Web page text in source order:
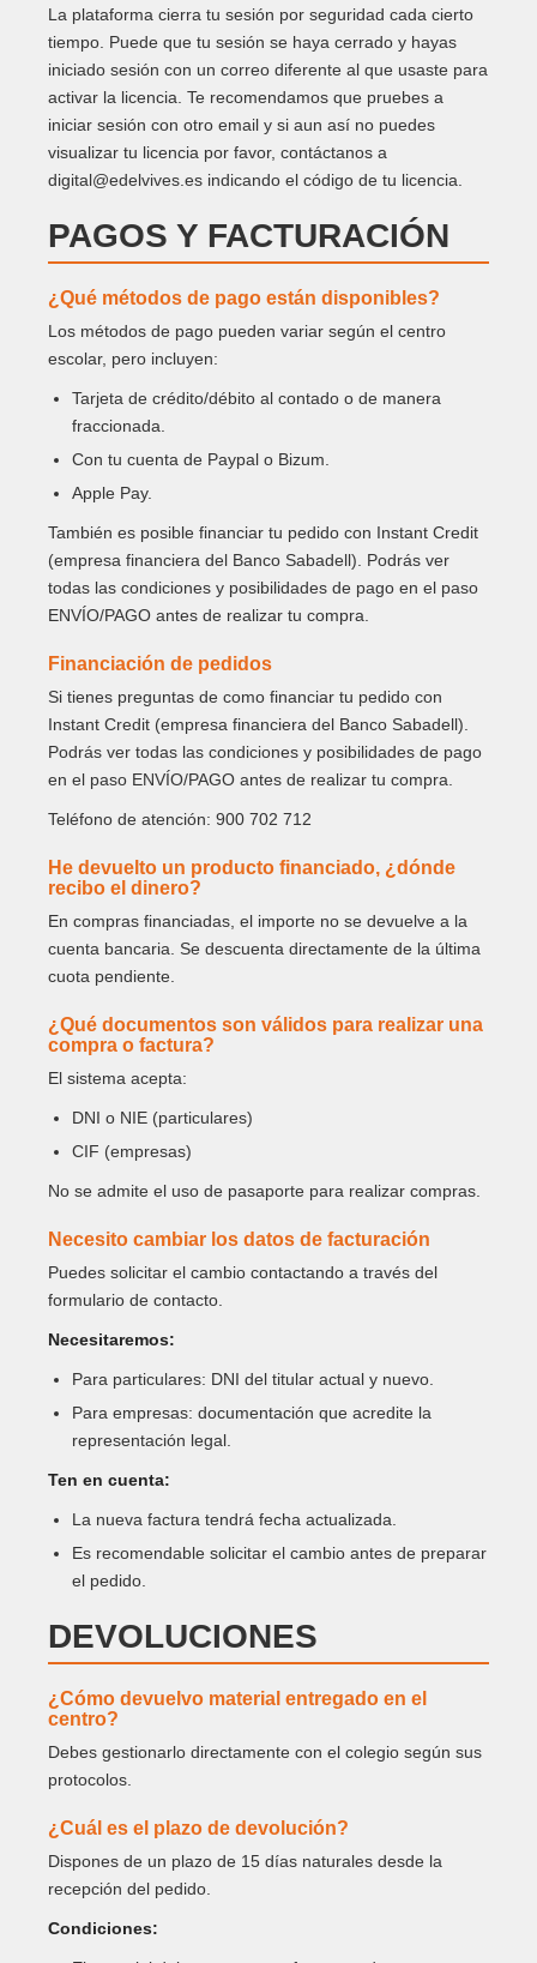
La plataforma cierra tu sesión por seguridad cada cierto
tiempo. Puede que tu sesión se haya cerrado y hayas
iniciado sesión con un correo diferente al que usaste para
activar la licencia. Te recomendamos que pruebes a
iniciar sesión con otro email y si aun así no puedes
visualizar tu licencia por favor, contáctanos a
digital@edelvives.es indicando el código de tu licencia.
PAGOS Y FACTURACIÓN
¿Qué métodos de pago están disponibles?
Los métodos de pago pueden variar según el centro
escolar, pero incluyen:
Tarjeta de crédito/débito al contado o de manera
fraccionada.
Con tu cuenta de Paypal o Bizum.
Apple Pay.
También es posible financiar tu pedido con Instant Credit
(empresa financiera del Banco Sabadell). Podrás ver
todas las condiciones y posibilidades de pago en el paso
ENVÍO/PAGO antes de realizar tu compra.
Financiación de pedidos
Si tienes preguntas de como financiar tu pedido con
Instant Credit (empresa financiera del Banco Sabadell).
Podrás ver todas las condiciones y posibilidades de pago
en el paso ENVÍO/PAGO antes de realizar tu compra.
Teléfono de atención: 900 702 712
He devuelto un producto financiado, ¿dónde
recibo el dinero?
En compras financiadas, el importe no se devuelve a la
cuenta bancaria. Se descuenta directamente de la última
cuota pendiente.
¿Qué documentos son válidos para realizar una
compra o factura?
El sistema acepta:
DNI o NIE (particulares)
CIF (empresas)
No se admite el uso de pasaporte para realizar compras.
Necesito cambiar los datos de facturación
Puedes solicitar el cambio contactando a través del
formulario de contacto.
Necesitaremos:
Para particulares: DNI del titular actual y nuevo.
Para empresas: documentación que acredite la
representación legal.
Ten en cuenta:
La nueva factura tendrá fecha actualizada.
Es recomendable solicitar el cambio antes de preparar
el pedido.
DEVOLUCIONES
¿Cómo devuelvo material entregado en el
centro?
Debes gestionarlo directamente con el colegio según sus
protocolos.
¿Cuál es el plazo de devolución?
Dispones de un plazo de 15 días naturales desde la
recepción del pedido.
Condiciones: